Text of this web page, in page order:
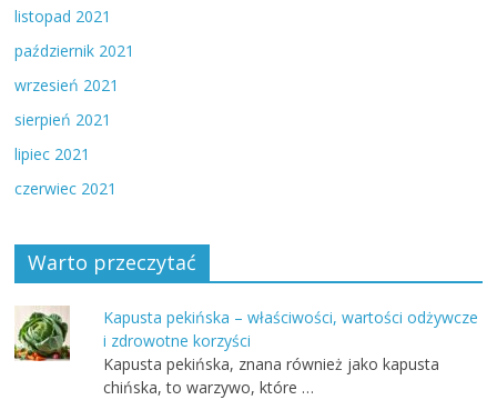
listopad 2021
październik 2021
wrzesień 2021
sierpień 2021
lipiec 2021
czerwiec 2021
Warto przeczytać
Kapusta pekińska – właściwości, wartości odżywcze
i zdrowotne korzyści
Kapusta pekińska, znana również jako kapusta
chińska, to warzywo, które …